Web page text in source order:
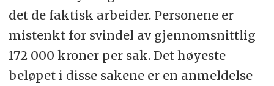
det de faktisk arbeider. Personene er
mistenkt for svindel av gjennomsnittlig
172 000 kroner per sak. Det høyeste
beløpet i disse sakene er en anmeldelse